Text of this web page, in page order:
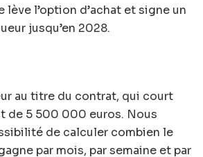
lève l’option d’achat et signe un
jusqu’en 2028.
au titre du contrat, qui court
de 5 500 000 euros. Nous
de calculer combien le
par mois, par semaine et par